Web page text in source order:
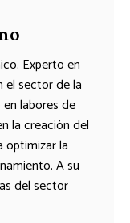
Experto en
el sector de la
labores de
la creación del
optimizar la
A su
del sector